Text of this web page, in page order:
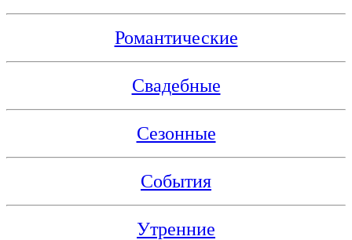
Романтические
Свадебные
Сезонные
События
Утренние